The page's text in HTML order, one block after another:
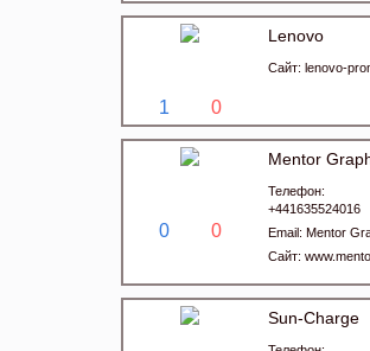
1 0
Lenovo
Сайт: lenovo-
0 0
Mentor
Телефон:
+441635524016
Email: Mentor
Сайт:
Sun-Charge